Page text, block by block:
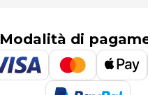
Modalità di